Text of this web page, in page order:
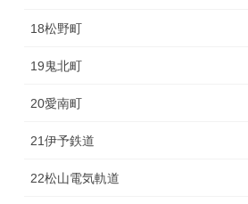
18松野町
19鬼北町
20愛南町
21伊予鉄道
22松山電気軌道